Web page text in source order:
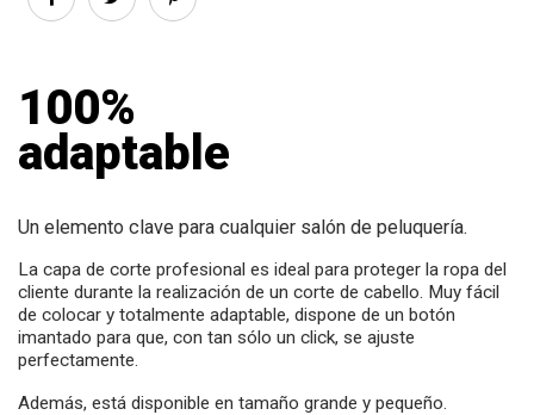
100%
adaptable
Un elemento clave para cualquier salón de peluquería.
La capa de corte profesional es ideal para proteger la ropa del
cliente durante la realización de un corte de cabello. Muy fácil
de colocar y totalmente adaptable, dispone de un botón
imantado para que, con tan sólo un click, se ajuste
perfectamente.
Además, está disponible en tamaño grande y pequeño.